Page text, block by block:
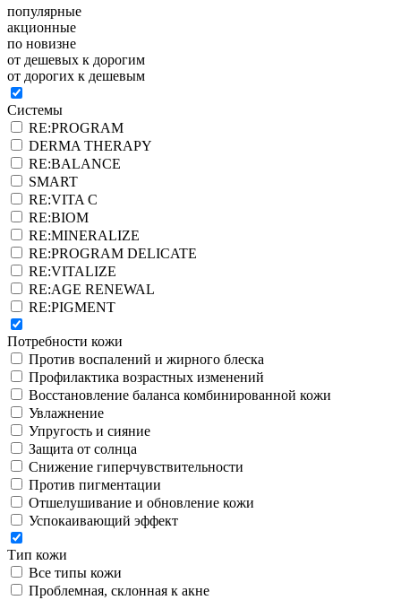
популярные
акционные
по новизне
от дешевых к дорогим
от дорогих к дешевым
Системы
RE:PROGRAM
DERMA THERAPY
RE:BALANCE
SMART
RE:VITA C
RE:BIOM
RE:MINERALIZE
RE:PROGRAM DELICATE
RE:VITALIZE
RE:AGE RENEWAL
RE:PIGMENT
Потребности кожи
Против воспалений и жирного блеска
Профилактика возрастных изменений
Восстановление баланса комбинированной кожи
Увлажнение
Упругость и сияние
Защита от солнца
Снижение гиперчувствительности
Против пигментации
Отшелушивание и обновление кожи
Успокаивающий эффект
Тип кожи
Все типы кожи
Проблемная, склонная к акне